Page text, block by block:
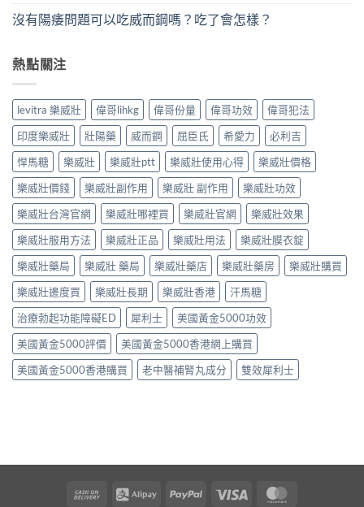
沒有陽痿問題可以吃威而鋼嗎？吃了會怎樣？
熱點關注
levitra 樂威壯 偉哥lihkg 偉哥份量 偉哥功效
偉哥犯法
印度樂威壯
壯陽藥 威而鋼 屈臣氏 希愛力
必利吉
悍馬糖
樂威壯 樂威壯ptt 樂威壯使用心得
樂威壯價格
樂威壯價錢
樂威壯副作用 樂威壯 副作用
樂威壯功效
樂威壯台灣官網
樂威壯哪裡買 樂威壯官網
樂威壯效果
樂威壯服用方法
樂威壯正品 樂威壯用法
樂威壯膜衣錠
樂威壯藥局
樂威壯 藥局 樂威壯藥店 樂威壯藥房
樂威壯購買
樂威壯邊度買
樂威壯長期 樂威壯香港
汗馬糖
治療勃起功能障礙ED
犀利士
美國黃金5000功效
美國黃金5000評價
美國黃金5000香港網上購買
美國黃金5000香港購買
老中醫補腎丸成分 雙效犀利士
Cash
Alipay PayPal Visa